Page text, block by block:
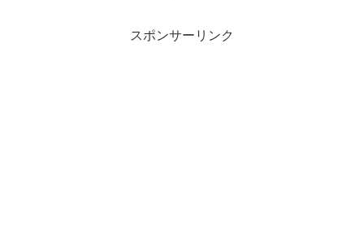
スポンサーリンク